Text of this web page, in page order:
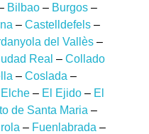
Bilbao – Burgos –
– Castelldefels –
del Vallès –
Real – Collado
– Coslada –
Elche – El Ejido – El
de Santa Maria –
– Fuenlabrada –